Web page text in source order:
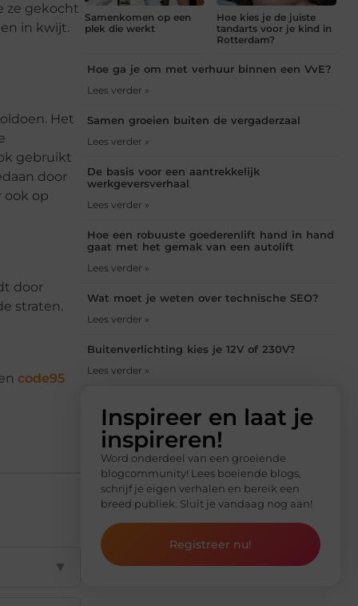
ze gekocht
in kwijt.
Het
gebruikt
door
ook op
door
straten.
code95
▼
Samenkomen op een
plek die werkt
Hoe kies je de juiste
tandarts voor je kind in
Rotterdam?
Hoe ga je om met verhuur binnen een VvE?
Lees verder »
Samen groeien buiten de vergaderzaal
Lees verder »
De basis voor een aantrekkelijk
werkgeversverhaal
Lees verder »
Hoe een robuuste goederenlift hand in hand
gaat met het gemak van een autolift
Lees verder »
Wat moet je weten over technische SEO?
Lees verder »
Buitenverlichting kies je 12V of 230V?
Lees verder »
Inspireer en laat je
inspireren!
Word onderdeel van een groeiende
blogcommunity! Lees boeiende blogs,
schrijf je eigen verhalen en bereik een
breed publiek. Sluit je vandaag nog aan!
Registreer nu!